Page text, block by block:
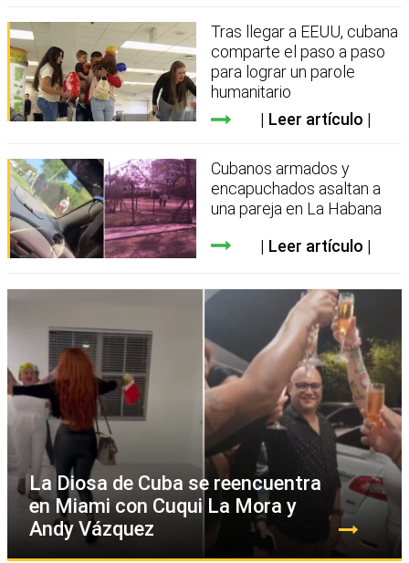
Tras llegar a EEUU, cubana
comparte el paso a paso
para lograr un parole
humanitario
Leer artículo
Cubanos armados y
encapuchados asaltan a
una pareja en La Habana
Leer artículo
La Diosa de Cuba se reencuentra
en Miami con Cuqui La Mora y
Andy Vázquez